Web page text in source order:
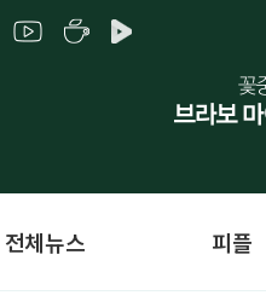
전체뉴스 피플